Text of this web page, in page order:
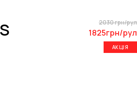
2030 грн/рул
1825грн/рул
АКЦІЯ